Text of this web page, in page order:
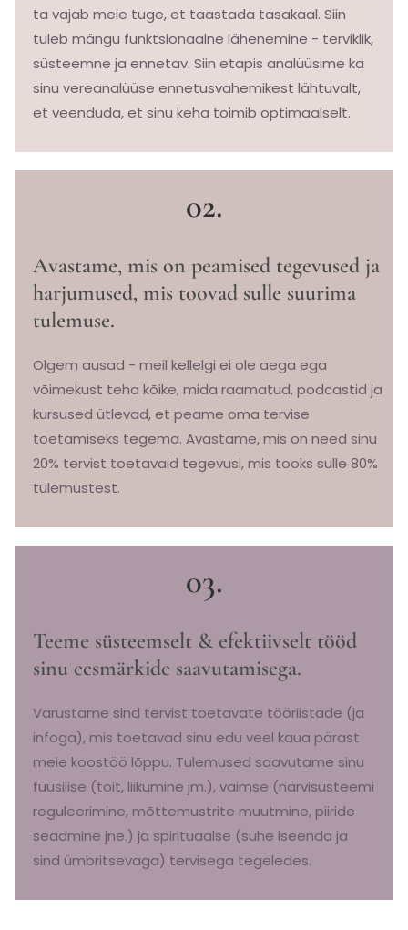
ta vajab meie tuge, et taastada tasakaal. Siin
tuleb mängu funktsionaalne lähenemine - terviklik,
süsteemne ja ennetav. Siin etapis analüüsime ka
sinu vereanalüüse ennetusvahemikest lähtuvalt,
et veenduda, et sinu keha toimib optimaalselt.
02.
Avastame, mis on peamised tegevused ja
harjumused, mis toovad sulle suurima
tulemuse.
Olgem ausad - meil kellelgi ei ole aega ega
võimekust teha kõike, mida raamatud, podcastid ja
kursused ütlevad, et peame oma tervise
toetamiseks tegema. Avastame, mis on need sinu
20% tervist toetavaid tegevusi, mis tooks sulle 80%
tulemustest.
03.
Teeme süsteemselt & efektiivselt tööd
sinu eesmärkide saavutamisega.
Varustame sind tervist toetavate tööriistade (ja
infoga), mis toetavad sinu edu veel kaua pärast
meie koostöö lõppu. Tulemused saavutame sinu
füüsilise (toit, liikumine jm.), vaimse (närvisüsteemi
reguleerimine, mõttemustrite muutmine, piiride
seadmine jne.) ja spirituaalse (suhe iseenda ja
sind ümbritsevaga) tervisega tegeledes.